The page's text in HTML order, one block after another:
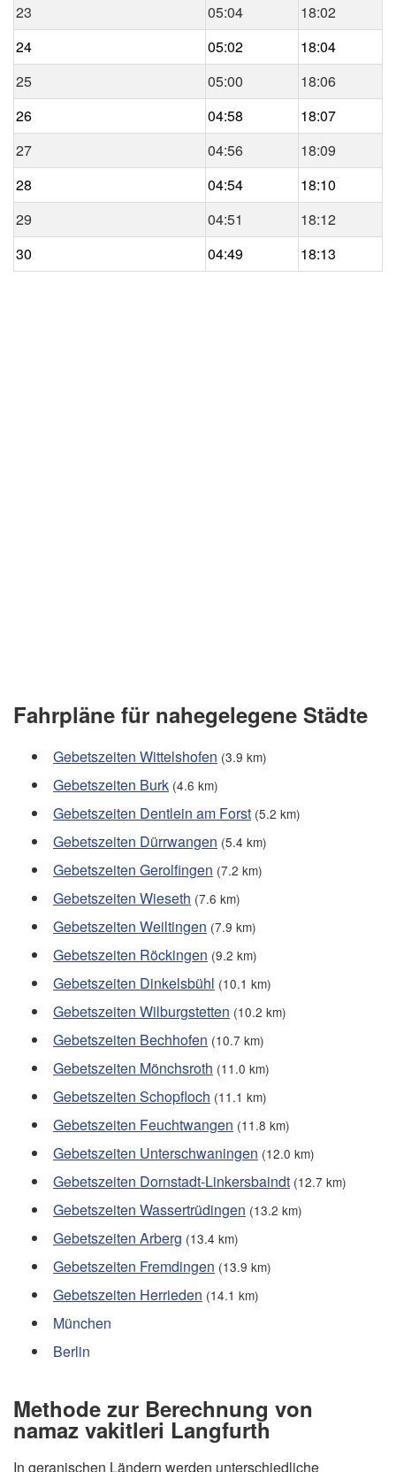
23
05:04
18:02
24
05:02
18:04
25
05:00
18:06
26
04:58
18:07
27
04:56
18:09
28
04:54
18:10
29
04:51
18:12
30
04:49 18:13
Fahrpläne für nahegelegene Städte
Gebetszeiten Wittelshofen (3.9 km)
Gebetszeiten Burk (4.6 km)
Gebetszeiten Dentlein am Forst (5.2 km)
Gebetszeiten Dürrwangen (5.4 km)
Gebetszeiten Gerolfingen (7.2 km)
Gebetszeiten Wieseth (7.6 km)
Gebetszeiten Weiltingen (7.9 km)
Gebetszeiten Röckingen (9.2 km)
Gebetszeiten Dinkelsbühl (10.1 km)
Gebetszeiten Wilburgstetten (10.2 km)
Gebetszeiten Bechhofen (10.7 km)
Gebetszeiten Mönchsroth (11.0 km)
Gebetszeiten Schopfloch (11.1 km)
Gebetszeiten Feuchtwangen (11.8 km)
Gebetszeiten Unterschwaningen (12.0 km)
Gebetszeiten Dornstadt-Linkersbaindt (12.7 km)
Gebetszeiten Wassertrüdingen (13.2 km)
Gebetszeiten Arberg (13.4 km)
Gebetszeiten Fremdingen (13.9 km)
Gebetszeiten Herrieden (14.1 km)
München
Berlin
Methode zur Berechnung von
namaz vakitleri Langfurth
In geranischen Ländern werden unterschiedliche